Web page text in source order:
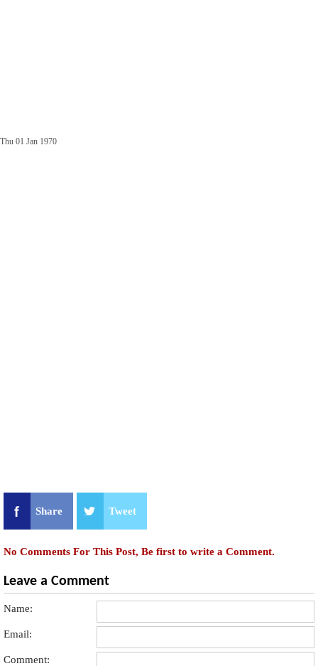
Thu 01 Jan 1970
Share Tweet
No Comments For This Post, Be first to write a Comment.
Leave a Comment
Name:
Email:
Comment: